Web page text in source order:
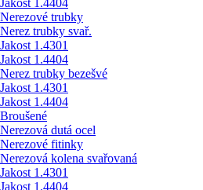
Jakost 1.4404
Nerezové trubky
Nerez trubky svař.
Jakost 1.4301
Jakost 1.4404
Nerez trubky bezešvé
Jakost 1.4301
Jakost 1.4404
Broušené
Nerezová dutá ocel
Nerezové fitinky
Nerezová kolena svařovaná
Jakost 1.4301
Jakost 1.4404